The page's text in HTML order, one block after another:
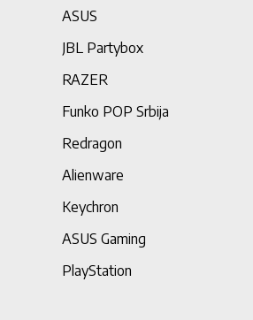
ASUS
JBL Partybox
RAZER
Funko POP Srbija
Redragon
Alienware
Keychron
ASUS Gaming
PlayStation